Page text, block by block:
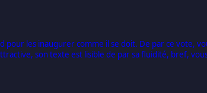
pour les inaugurer comme il se doit. De par ce vote,
son texte est lisible de par sa fluidité, bref,